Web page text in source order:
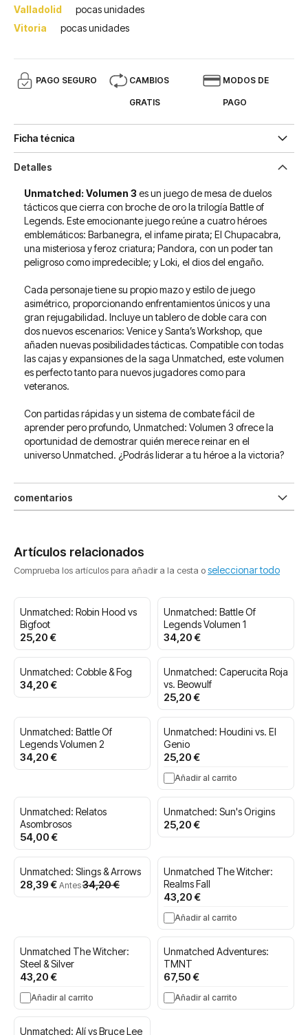
Valladolid
pocas unidades
Vitoria
pocas unidades
PAGO SEGURO CAMBIOS
GRATIS
MODOS DE
PAGO
Ficha técnica
Detalles
Unmatched: Volumen 3 es un juego de mesa de duelos
tácticos que cierra con broche de oro la trilogía Battle of
Legends. Este emocionante juego reúne a cuatro héroes
emblemáticos: Barbanegra, el infame pirata; El Chupacabra,
una misteriosa y feroz criatura; Pandora, con un poder tan
peligroso como impredecible; y Loki, el dios del engaño.
Cada personaje tiene su propio mazo y estilo de juego
asimétrico, proporcionando enfrentamientos únicos y una
gran rejugabilidad. Incluye un tablero de doble cara con
dos nuevos escenarios: Venice y Santa’s Workshop, que
añaden nuevas posibilidades tácticas. Compatible con todas
las cajas y expansiones de la saga Unmatched, este volumen
es perfecto tanto para nuevos jugadores como para
veteranos.
Con partidas rápidas y un sistema de combate fácil de
aprender pero profundo, Unmatched: Volumen 3 ofrece la
oportunidad de demostrar quién merece reinar en el
universo Unmatched. ¿Podrás liderar a tu héroe a la victoria?
comentarios
Artículos relacionados
Comprueba los artículos para añadir a la cesta oseleccionar todo
Unmatched: Robin Hood vs
Bigfoot
25,20 €
Unmatched: Battle Of
Legends Volumen 1
34,20 €
Unmatched: Cobble & Fog
34,20 €
Unmatched: Caperucita Roja
vs. Beowulf
25,20 €
Unmatched: Battle Of
Legends Volumen 2
34,20 €
Unmatched: Houdini vs. El
Genio
25,20 €
Añadir al carrito
Unmatched: Relatos
Asombrosos
54,00 €
Unmatched: Sun's Origins
25,20 €
Unmatched: Slings & Arrows
Precio
especial
28,39 € Antes34,20 €
Unmatched The Witcher:
Realms Fall
43,20 €
Añadir al carrito
Unmatched The Witcher:
Steel & Silver
43,20 €
Añadir al carrito
Unmatched Adventures:
TMNT
67,50 €
Añadir al carrito
Unmatched: Alí vs Bruce Lee